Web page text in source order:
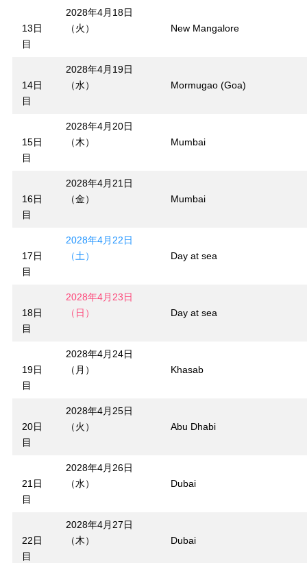
13日
目
2028年4月18日
（火）
New Mangalore
14日
目
2028年4月19日
（水）
Mormugao (Goa)
15日
目
2028年4月20日
（木）
Mumbai
16日
目
2028年4月21日
（金）
Mumbai
17日
目
2028年4月22日
（土）
Day at sea
18日
目
2028年4月23日
（日）
Day at sea
19日
目
2028年4月24日
（月）
Khasab
20日
目
2028年4月25日
（火）
Abu Dhabi
21日
目
2028年4月26日
（水）
Dubai
22日
目
2028年4月27日
（木）
Dubai